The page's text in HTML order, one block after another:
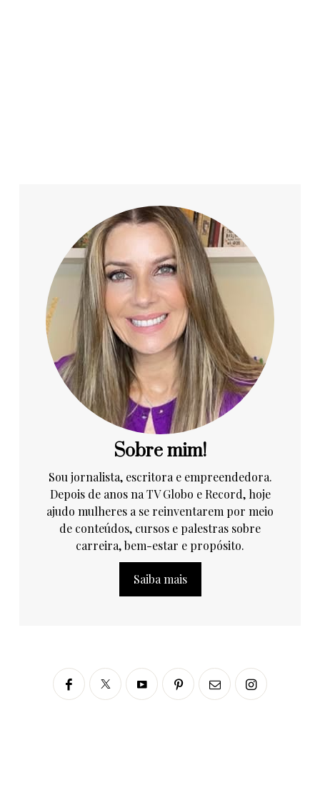
Sobre mim!
Sou jornalista, escritora e empreendedora.
Depois de anos na TV Globo e Record, hoje
ajudo mulheres a se reinventarem por meio
de conteúdos, cursos e palestras sobre
carreira, bem-estar e propósito.
Saiba mais